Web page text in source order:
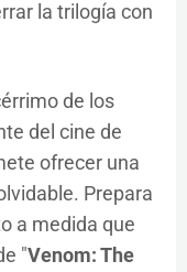
la trilogía con
de los
del cine de
ofrecer una
Prepara
a medida que
"Venom: The